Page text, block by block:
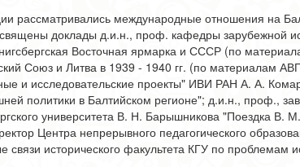
рассматривались международные отношения на
доклады д.и.н., проф. кафедры зарубежной
Восточная ярмарка и СССР (по
Союз и Литва в 1939 - 1940 гг. (по материалам
и исследовательские проекты" ИВИ РАН А. А.
политики в Балтийском регионе"; д.и.н., проф.,
университета В. Н. Барышникова "Поездка В.
Центра непрерывного педагогического
связи исторического факультета КГУ по проблемам